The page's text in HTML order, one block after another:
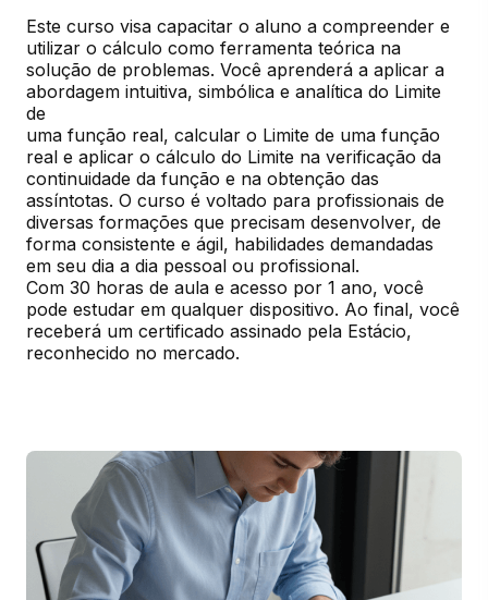
Este curso visa capacitar o aluno a compreender e
utilizar o cálculo como ferramenta teórica na
solução de problemas. Você aprenderá a aplicar a
abordagem intuitiva, simbólica e analítica do Limite
de
uma função real, calcular o Limite de uma função
real e aplicar o cálculo do Limite na verificação da
continuidade da função e na obtenção das
assíntotas. O curso é voltado para profissionais de
diversas formações que precisam desenvolver, de
forma consistente e ágil, habilidades demandadas
em seu dia a dia pessoal ou profissional.
Com 30 horas de aula e acesso por 1 ano, você
pode estudar em qualquer dispositivo. Ao final, você
receberá um certificado assinado pela Estácio,
reconhecido no mercado.